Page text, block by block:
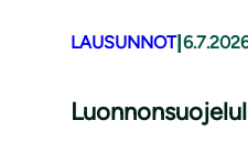
LAUSUNNOT|